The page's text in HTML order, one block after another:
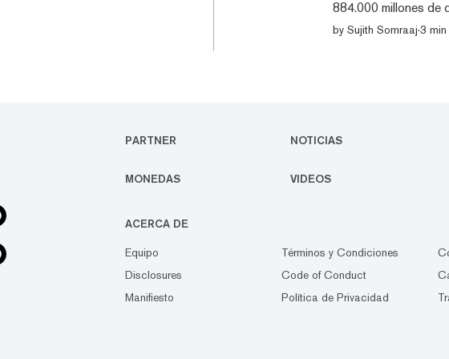
884.000 millones de
CoinGecko. Las
by Sujith Somraaj·3 min
PARTNER NOTICIAS
MONEDAS VIDEOS
ACERCA DE
Equipo
Disclosures
Manifiesto
Términos y Condiciones
Code of Conduct
Política de Privacidad